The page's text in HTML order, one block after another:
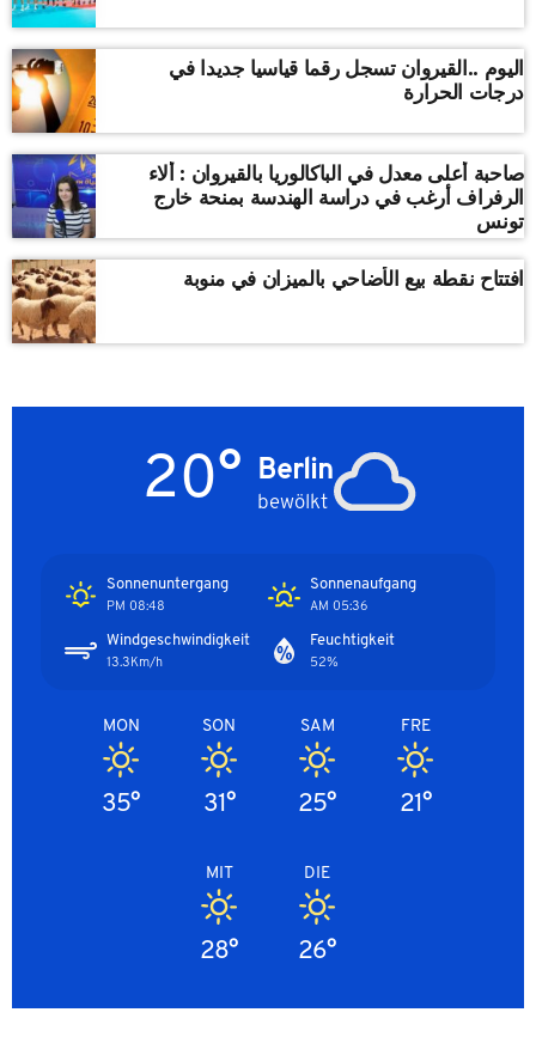
اليوم ..القيروان تسجل رقما قياسيا جديدا في
درجات الحرارة
صاحبة أعلى معدل في الباكالوريا بالقيروان : ألاء
الرفراف أرغب في دراسة الهندسة بمنحة خارج
تونس
افتتاح نقطة بيع الأضاحي بالميزان في منوبة
Berlin
bewölkt
20°
Sonnenaufgang
05:36 AM
Sonnenuntergang
08:48 PM
Feuchtigkeit
52%
Windgeschwindigkeit
13.3Km/h
FRE
21°
SAM
25°
SON
31°
MON
35°
DIE
26°
MIT
28°